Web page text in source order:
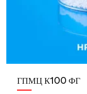
ГПМЦ К100 ФГ